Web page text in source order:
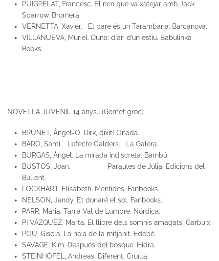
PUIGPELAT, Francesc. El nen que va xatejar amb Jack
Sparrow. Bromera.
VERNETTA, Xavier. El pare és un Tarambana. Barcanova.
VILLANUEVA, Muriel. Duna: diari d’un estiu. Babulinka
Books.
NOVEL·LA JUVENIL 14 anys… (Gomet groc)
BRUNET, Àngel-O. Dirk, dixit! Onada.
BARÓ, Santi. L’efecte Calders. La Galera.
BURGAS, Àngel. La mirada indiscreta. Bambú.
BUSTOS, Joan. Paraules de Júlia. Edicions del
Bullent.
LOCKHART, Elisabeth. Mentides. Fanbooks.
NELSON, Jandy. Et donaré el sol. Fanbooks.
PARR, Maria. Tania Val de Lumbre. Nórdica.
PI VÁZQUEZ, Marta. El llibre dels somnis amagats. Garbuix.
POU, Gisela. La noia de la mitjanit. Edebé.
SAVAGE, Kim. Después del bosque. Hidra.
STEINHÖFEL, Andreas. Diferent. Cruïlla.